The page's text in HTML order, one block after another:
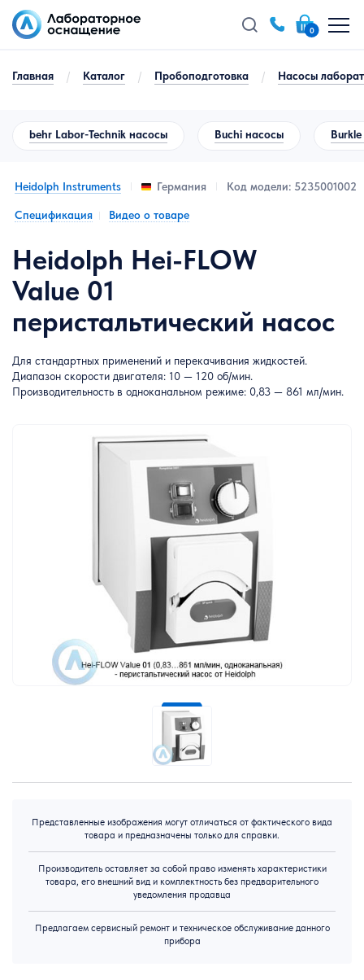
0
Главная / Каталог / Пробоподготовка / Насосы
behr Labor-Technik насосы Buchi насосы
Heidolph Instruments Германия Код модели: 5235001002
Спецификация Видео о товаре
Heidolph Hei-FLOW
Value 01
перистальтический насос
Для стандартных применений и перекачивания жидкостей.
Диапазон скорости двигателя: 10 — 120 об/мин.
Производительность в одноканальном режиме: 0,83 — 861 мл/мин.
Представленные изображения могут отличаться от фактического вида
товара и предназначены только для справки.
Производитель оставляет за собой право изменять характеристики
товара, его внешний вид и комплектность без предварительного
уведомления продавца
Предлагаем сервисный ремонт и техническое обслуживание данного
прибора